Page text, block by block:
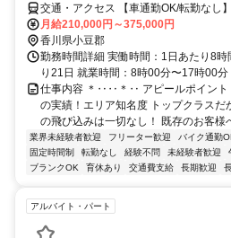
交通・アクセス 【車通勤OK/転勤なし
程度
月給210,000円～375,000円
香川県小豆郡
勤務時間詳細 実働時間：1日あたり8
り21日 就業時間：8時00分〜17時00分
仕事内容 ＊‥‥＊‥ アピールポイン
の実績！エリア知名度 トップクラスだ
の飛び込みは一切なし！ 既存のお客様
業界未経験者歓迎 フリーター歓迎 バイク通勤
固定時間制
転勤なし 経験不問 未経験者歓迎
ブランクOK
育休あり 交通費支給 長期歓迎
アルバイト・パート